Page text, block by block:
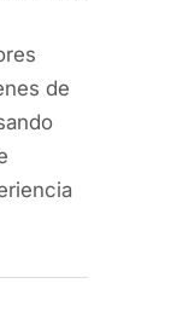
de